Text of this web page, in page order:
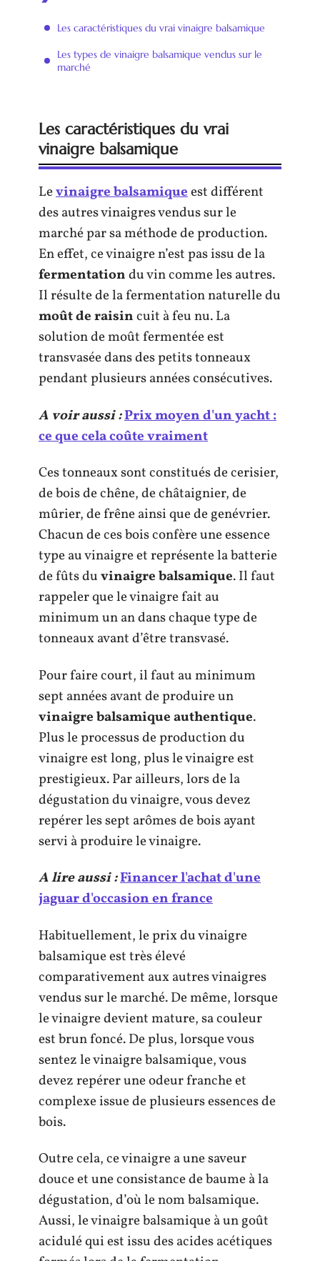
Les caractéristiques du vrai vinaigre balsamique
Les types de vinaigre balsamique vendus sur le
marché
Les caractéristiques du vrai
vinaigre balsamique
Levinaigre balsamiqueest différent
des autres vinaigres vendus sur le
marché par sa méthode de production.
En effet, ce vinaigre n’est pas issu de la
fermentationdu vin comme les autres.
Il résulte de la fermentation naturelle du
moût de raisincuit à feu nu. La
solution de moût fermentée est
transvasée dans des petits tonneaux
pendant plusieurs années consécutives.
A voir aussi :Prix moyen d'un yacht :
ce que cela coûte vraiment
Ces tonneaux sont constitués de cerisier,
de bois de chêne, de châtaignier, de
mûrier, de frêne ainsi que de genévrier.
Chacun de ces bois confère une essence
type au vinaigre et représente la batterie
de fûts duvinaigre balsamique. Il faut
rappeler que le vinaigre fait au
minimum un an dans chaque type de
tonneaux avant d’être transvasé.
Pour faire court, il faut au minimum
sept années avant de produire un
vinaigre balsamique authentique.
Plus le processus de production du
vinaigre est long, plus le vinaigre est
prestigieux. Par ailleurs, lors de la
dégustation du vinaigre, vous devez
repérer les sept arômes de bois ayant
servi à produire le vinaigre.
A lire aussi :Financer l'achat d'une
jaguar d'occasion en france
Habituellement, le prix du vinaigre
balsamique est très élevé
comparativement aux autres vinaigres
vendus sur le marché. De même, lorsque
le vinaigre devient mature, sa couleur
est brun foncé. De plus, lorsque vous
sentez le vinaigre balsamique, vous
devez repérer une odeur franche et
complexe issue de plusieurs essences de
bois.
Outre cela, ce vinaigre a une saveur
douce et une consistance de baume à la
dégustation, d’où le nom balsamique.
Aussi, le vinaigre balsamique à un goût
acidulé qui est issu des acides acétiques